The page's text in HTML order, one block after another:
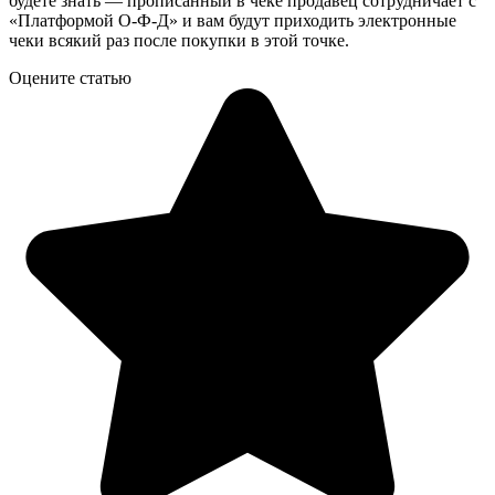
«Платформой О-Ф-Д» и вам будут приходить электронные
чеки всякий раз после покупки в этой точке.
Оцените статью